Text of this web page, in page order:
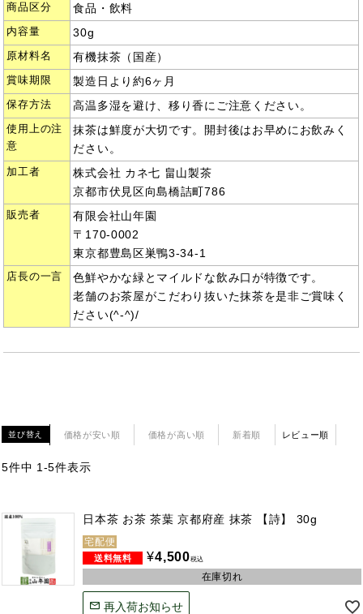
商品区分 食品・飲料
内容量 30g
原材料名 有機抹茶（国産）
賞味期限 製造日より約6ヶ月
保存方法 高温多湿を避け、移り香にご注意ください。
使用上の注
意
抹茶は鮮度が大切です。開封後はお早めにお飲みく
ださい。
加工者
株式会社 カネ七 畠山製茶
京都市伏見区向島橋詰町786
販売者
有限会社山年園
〒170-0002
東京都豊島区巣鴨3-34-1
店長の一言
色鮮やかな緑とマイルドな飲み口が特徴です。
老舗のお茶屋がこだわり抜いた抹茶を是非ご賞味く
ださい(^-^)/
並び替え 価格が安い順 価格が高い順 新着順 レビュー順
5件中 1 -5件表示
日本茶 お茶 茶葉 京都府産 抹茶 【詩】 30g
宅配便
¥4,500税込
在庫切れ
再入荷お知らせ